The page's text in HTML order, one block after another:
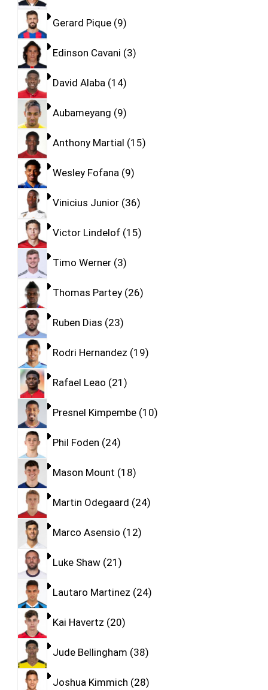
Gerard Pique 9
Edinson Cavani 3
David Alaba 14
Aubameyang 9
Anthony Martial 15
Wesley Fofana 9
Vinicius Junior 36
Victor Lindelof 15
Timo Werner 3
Thomas Partey 26
Ruben Dias 23
Rodri Hernandez 19
Rafael Leao 21
Presnel Kimpembe 10
Phil Foden 24
Mason Mount 18
Martin Odegaard 24
Marco Asensio 12
Luke Shaw 21
Lautaro Martinez 24
Kai Havertz 20
Jude Bellingham 38
Joshua Kimmich 28